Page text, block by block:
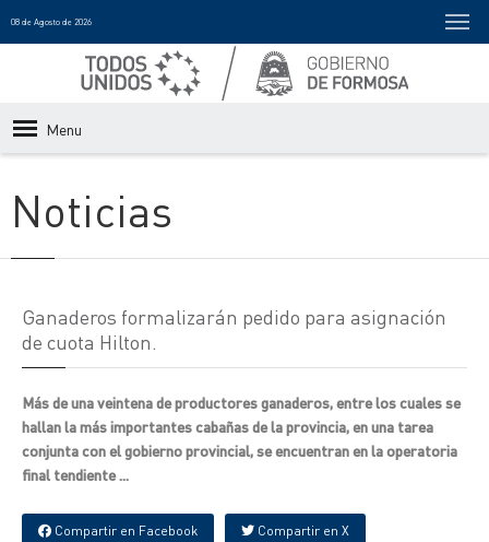
08 de Agosto de 2026
Menu
Noticias
Ganaderos formalizarán pedido para asignación
de cuota Hilton.
Más de una veintena de productores ganaderos, entre los cuales se
hallan la más importantes cabañas de la provincia, en una tarea
conjunta con el gobierno provincial, se encuentran en la operatoria
final tendiente ...
Compartir en Facebook Compartir en X